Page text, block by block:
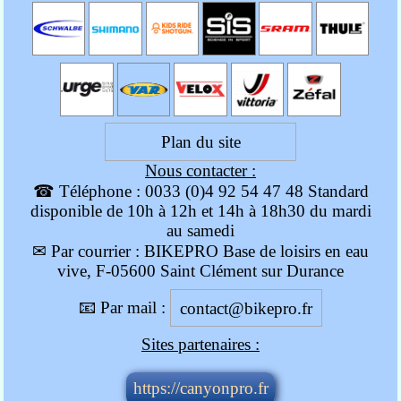
Caractéristiques :
Projet Fast Feet de Castelli —
pour les sorties à vélo par
Partie pied basée sur la
chaussette Castelli Rosso
Corsa Sock pour garantir
votre confort dans la
chaussure
Bande de maintien en
polyuréthane dans le haut
pour maintenir la chaussette
en place
Partie jambe réalisée en
Lycra® rainuré spécialement
conçu pour réduire la
résistance à l’air
Réf : 4525030
Plan du site
Nous contacter :
☎ Téléphone : 0033 (0)4 92 54 47 48 Standard
disponible de 10h à 12h et 14h à 18h30 du mardi
au samedi
✉ Par courrier : BIKEPRO Base de loisirs en eau
vive, F-05600 Saint Clément sur Durance
📧 Par mail :
contact@bikepro.fr
Sites partenaires :
https://canyonpro.fr